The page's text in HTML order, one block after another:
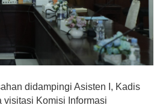
didampingi Asisten I, Kadis
visitasi Komisi Informasi